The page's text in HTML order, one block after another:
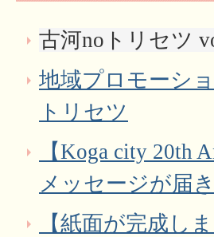
古河noトリセツ
地域プロモーシ
トリセツ
【Koga city 20th
メッセージが届
【紙面が完成し